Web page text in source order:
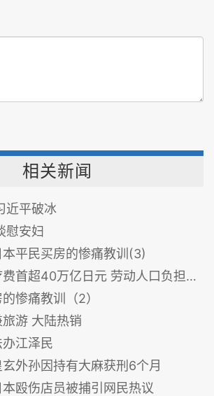
相关新闻
近平破冰
慰安妇
本平民买房的惨痛教训(3)
超40万亿日元 劳动人口负担继续加重
惨痛教训（2）
游 大陆热销
江泽民
外孙因持有大麻获刑6个月
殴伤店员被捕引网民热议